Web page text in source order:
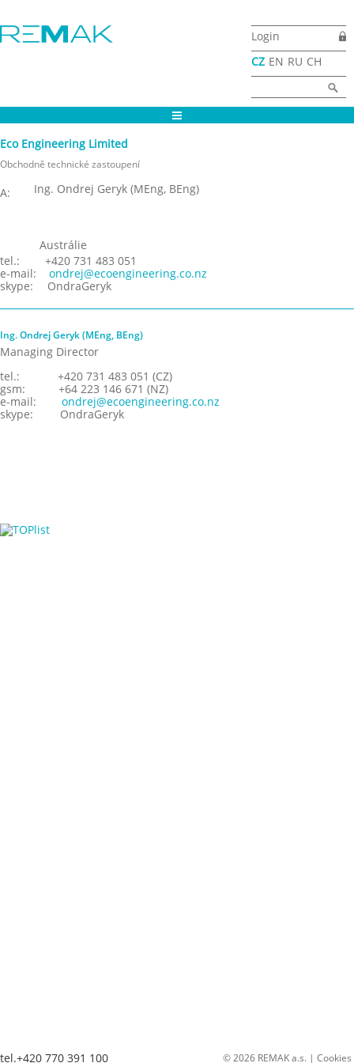
Login
CZ EN RU CH
Eco Engineering Limited
Obchodně technické zastoupení
A: Ing. Ondrej Geryk (MEng, BEng)
Austrálie
tel.:
+420 731 483 051
e-mail:
ondrej@ecoengineering.co.nz
skype:
OndraGeryk
Ing. Ondrej Geryk (MEng, BEng)
Managing Director
tel.:
+420 731 483 051 (CZ)
gsm:
+64 223 146 671 (NZ)
e-mail:
ondrej@ecoengineering.co.nz
skype:
OndraGeryk
tel.+420 770 391 100 © 2026 REMAK a.s. | Cookies